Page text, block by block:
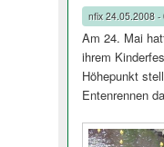
nfix24.05.2008 -
Am 24. Mai
ihrem
Höhepunkt
Entenrennen